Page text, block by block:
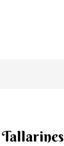
Tallarines